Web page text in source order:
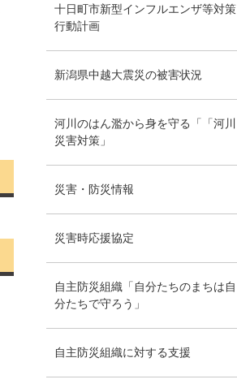
十日町市新型インフルエンザ等対策
行動計画
新潟県中越大震災の被害状況
河川のはん濫から身を守る「「河川
災害対策」
災害・防災情報
災害時応援協定
自主防災組織「自分たちのまちは自
分たちで守ろう」
自主防災組織に対する支援